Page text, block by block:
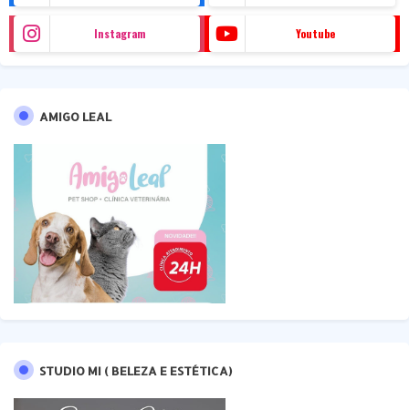
Instagram Youtube
AMIGO LEAL
STUDIO MI ( BELEZA E ESTÉTICA)